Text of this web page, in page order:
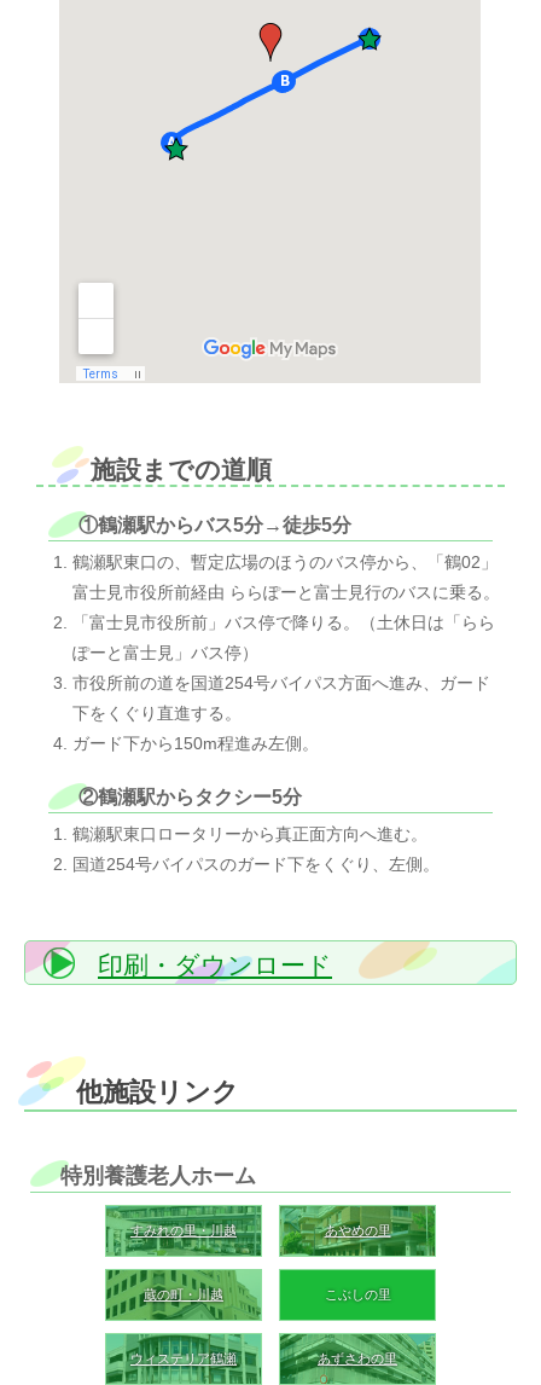
施設までの道順
①鶴瀬駅からバス5分→徒歩5分
鶴瀬駅東口の、暫定広場のほうのバス停から、「鶴02」
富士見市役所前経由 ららぽーと富士見行のバスに乗る。
「富士見市役所前」バス停で降りる。（土休日は「らら
ぽーと富士見」バス停）
市役所前の道を国道254号バイパス方面へ進み、ガード
下をくぐり直進する。
ガード下から150m程進み左側。
②鶴瀬駅からタクシー5分
鶴瀬駅東口ロータリーから真正面方向へ進む。
国道254号バイパスのガード下をくぐり、左側。
印刷・ダウンロード
他施設リンク
特別養護老人ホーム
すみれの里・川越 あやめの里
蔵の町・川越 こぶしの里
ウィステリア鶴瀬 あずさわの里